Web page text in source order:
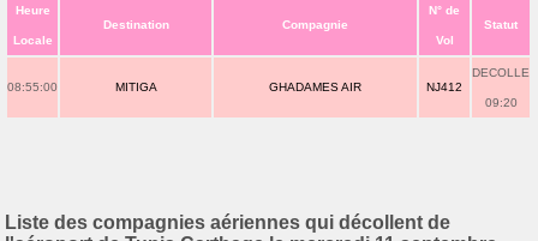
Heure
Locale
Destination Compagnie
N° de
Vol
Statut
08:55:00 MITIGA GHADAMES AIR NJ412
DECOLLE
09:20
Liste des compagnies aériennes qui décollent de